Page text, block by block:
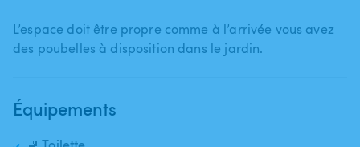
L’espace doit être propre comme à l’arrivée vous avez
des poubelles à disposition dans le jardin.
Équipements